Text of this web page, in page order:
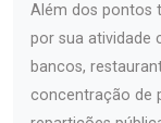
Além dos pontos
por sua atividade
bancos,
concentração de